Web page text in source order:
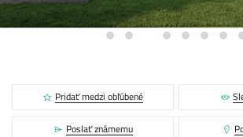
Pridať medzi obľúbené
Poslať známemu